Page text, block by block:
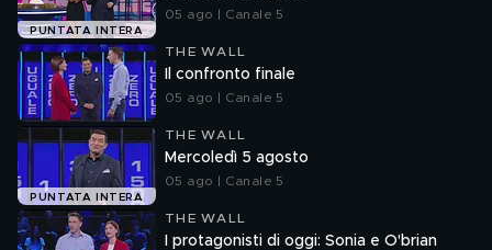
PUNTATA INTERA
05 ago | Canale 5
THE WALL
Il confronto finale
05 ago | Canale 5
PUNTATA INTERA
THE WALL
Mercoledì 5 agosto
05 ago | Canale 5
THE WALL
I protagonisti di oggi: Sonia e O'brian